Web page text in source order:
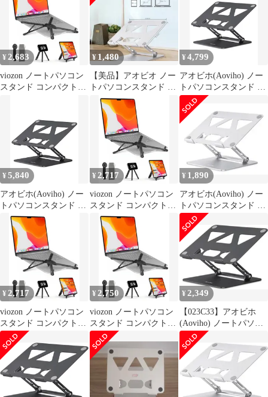
- 人間工学/無段階高
さ・角度調整/猫背・姿
勢改善/放熱・滑り止め
15.6インチまで対応
(MacBook/iPad/タブレッ
ト/PC) テレワ 7a558c81
¥2,683
viozon ノートパソコン
スタンド コンパクト
チノートPC、4～13イ
ンチスマホ・タブレッ
トに対応 4.8～13cm 8段
高さ調節 持ち運び式 折
りたたみ式 150g軽量 ア
ルミ合金製 収納袋付き
シ 0
¥ 1,480
【美品】アオビオ ノー
トパソコンスタンド 折
りたたみ式 角度調整可
¥4,799
アオビホ(Aoviho) ノー
トパソコンスタンド PC
ホルダー 折りたたみ式
人間工学 無段階高さ&
角度調整可能 猫背＆姿
勢改善 放熱対策 滑り止
め 在宅仕事 つくえ 机
省スペース 軽量アルミ
製 ZOOM会議 Macbook
Air/Macbook Pro/
¥5,840
アオビホ(Aoviho) ノー
トパソコンスタンド PC
ホルダー 折りたたみ式
人間工学 無段階高さ&
角度調整可能 猫背＆姿
勢改善 放熱対策 滑り止
め 在宅仕事 つくえ 机
省スペース 軽量アルミ
製 ZOOM会議 Macbook
Air/Mac 23bd25de
¥ 2,717
viozon ノートパソコン
スタンド コンパクト
3WAY スマホスタンド
マグネット 10～16イン
チノートPC、4～13イ
ンチスマホ・タブレッ
トに対応 4.8～13cm 8段
高さ調節 持ち運び式 折
りたたみ式 150g軽量 ア
ルミ合金製 収納袋付き
シ 0
¥ 1,890
アオビホ(Aoviho) ノー
トパソコンスタンド PC
ホルダー
¥ 2,717
viozon ノートパソコン
スタンド コンパクト
3WAY スマホスタンド
マグネット 10～16イン
チノートPC、4～13イ
ンチスマホ・タブレッ
トに対応 4.8～13cm 8段
高さ調節 持ち運び式 折
¥ 2,750
viozon ノートパソコン
スタンド コンパクト
3WAY スマホスタンド
マグネット 10～16イン
チノートPC、4～13イ
ンチスマホ・タブレッ
トに対応 4.8～13cm 8段
高さ調節 持ち運び式 折
¥ 2,349
【023C33】アオビホ
(Aoviho) ノートパソコ
ンスタンド PCホルダー